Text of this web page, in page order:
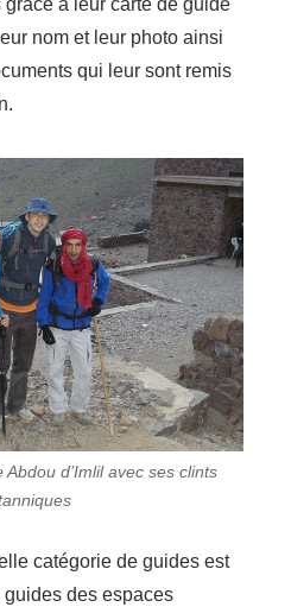
à leur carte de guide
nom et leur photo ainsi
qui leur sont remis
d’Imlil avec ses clints
catégorie de guides est
des espaces